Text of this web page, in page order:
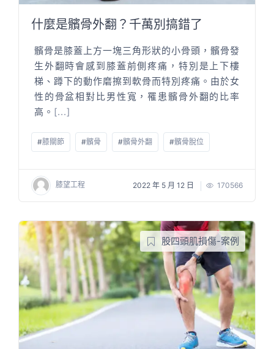
什麼是髕骨外翻？千萬別搞錯了
髕骨是膝蓋上方一塊三角形狀的小骨頭，髕骨發
生外翻時會感到膝蓋前側疼痛，特別是上下樓
梯、蹲下的動作磨擦到軟骨而特別疼痛。由於女
性的骨盆相對比男性寬，罹患髕骨外翻的比率
高。 [...]
#膝關節 #髕骨 #髕骨外翻 #髕骨脫位
膝望工程 2022 年 5 月 12 日 170566
股四頭肌損傷-案例